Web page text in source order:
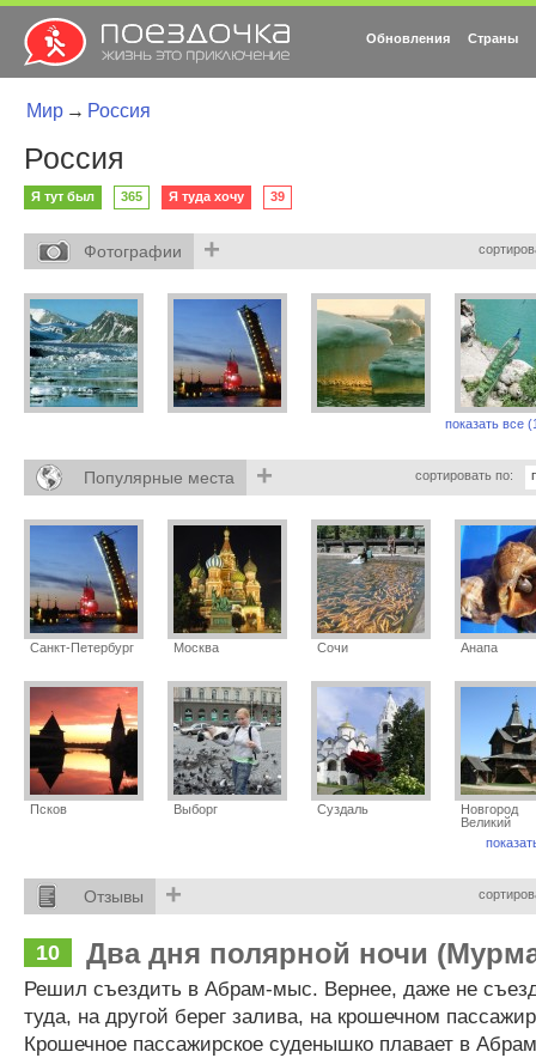
Обновления Страны
Мир → Россия
Россия
Я тут был 365 Я туда хочу 39
Фотографии +
показать все
Популярные места + сортировать по:
Санкт-Петербург Москва Сочи Анапа
Псков Выборг Суздаль
Новгород
Великий
Отзывы +
10 Два дня полярной ночи
Решил съездить в Абрам-мыс. Вернее, даже не
туда, на другой берег залива, на крошечном
Крошечное пассажирское суденышко плавает в